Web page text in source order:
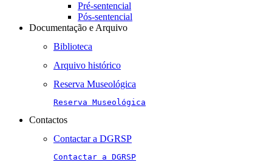
Pré-sentencial
Pós-sentencial
Documentação e Arquivo
Biblioteca
Arquivo histórico
Reserva Museológica
Reserva Museológica
Contactos
Contactar a DGRSP
Contactar a DGRSP